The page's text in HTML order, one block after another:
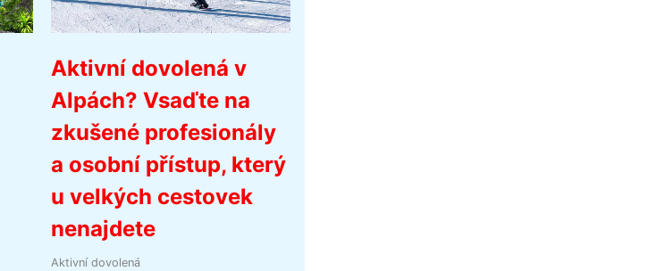
Aktivní dovolená v
Alpách? Vsaďte na
zkušené profesionály
a osobní přístup, který
u velkých cestovek
nenajdete
Aktivní dovolená